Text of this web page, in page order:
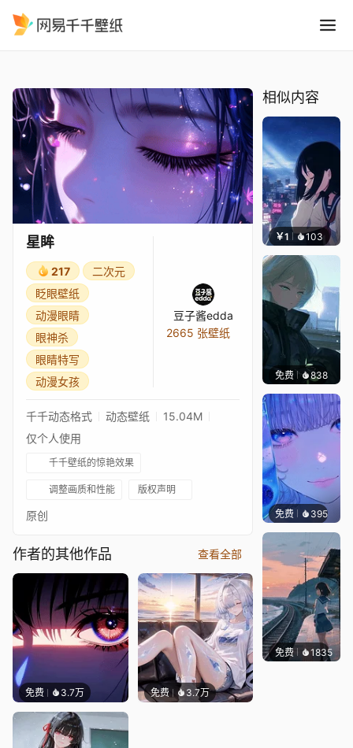
星眸
217
二次元
眨眼壁纸
动漫眼睛
眼神杀
眼睛特写
动漫女孩
豆子酱edda
2665 张壁纸
千千动态格式 动态壁纸
15.04M
仅个人使用
千千壁纸的惊艳效果
调整画质和性能 版权声明
原创
作者的其他作品 查看全部
免费 3.7万 免费 3.7万
相似内容
￥1 103 辰东
免费 838辰东
免费 395辰东
免费 1835辰东